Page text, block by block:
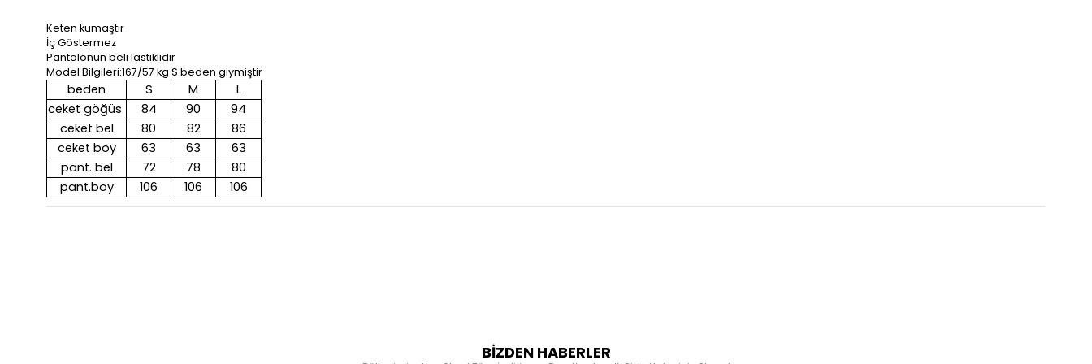
Keten kumaştır
İç Göstermez
Pantolonun beli lastiklidir
Model Bilgileri:167/57 kg S beden giymiştir
beden S M
L
ceket göğüs
84 90
94
ceket bel
80 82
86
ceket boy
63 63
63
pant. bel
72 78
80
pant.boy
106 106 106
BİZDEN HABERLER